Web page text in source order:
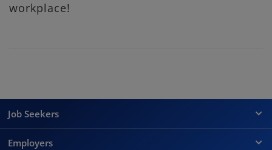
workplace!
Job Seekers
Employers